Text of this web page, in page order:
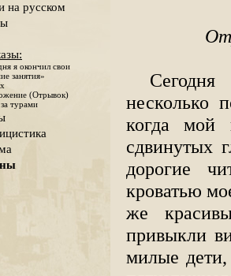
на русском
я окончил свои
занятия»
(Отрывок)
турами
несколько
когда мой
сдвинутых
дорогие
кроватью
же
привыкли
милые